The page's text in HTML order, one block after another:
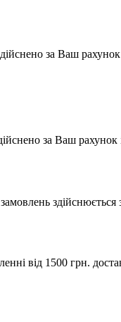
здійснено за Ваш
здійснено за Ваш
здійснюється
від 1500 грн.